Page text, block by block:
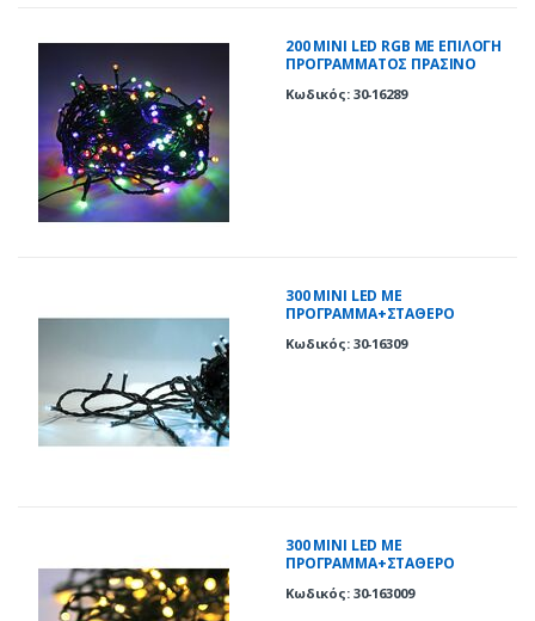
200 ΜΙΝΙ LED RGB ΜΕ ΕΠΙΛΟΓΗ
ΠΡΟΓΡΑΜΜΑΤΟΣ ΠΡΑΣΙΝΟ
Κωδικός: 30-16289
300 ΜΙΝΙ LED ΜΕ
ΠΡΟΓΡΑΜΜΑ+ΣΤΑΘΕΡΟ
Κωδικός: 30-16309
300 ΜΙΝΙ LED ΜΕ
ΠΡΟΓΡΑΜΜΑ+ΣΤΑΘΕΡΟ
Κωδικός: 30-163009